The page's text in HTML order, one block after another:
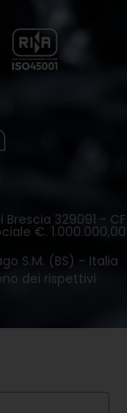
Brescia 329091 - CF
€. 1.000.000,00
S.M. (BS) - Italia
dei rispettivi